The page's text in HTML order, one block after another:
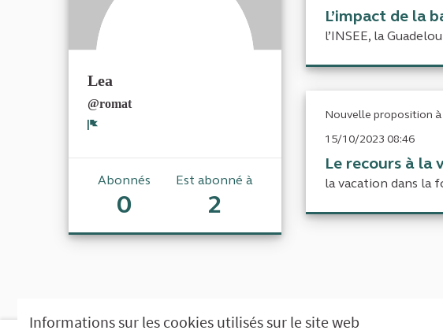
Informations sur les cookies utilisés sur le site web
Lea
@romat
Abonnés
0
Est abonné à
2
L’impact de la
l’INSEE, la
Nouvelle proposition à
15/10/2023 08:46
Le recours à
la vacation dans la